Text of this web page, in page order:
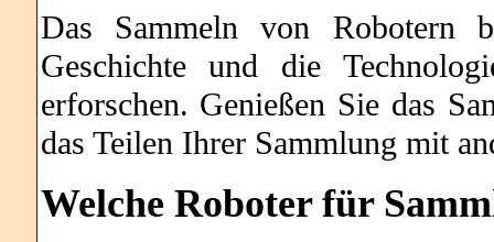
Das Sammeln von Robotern
Geschichte und die
erforschen. Genießen Sie das
das Teilen Ihrer Sammlung mit
Welche Roboter für